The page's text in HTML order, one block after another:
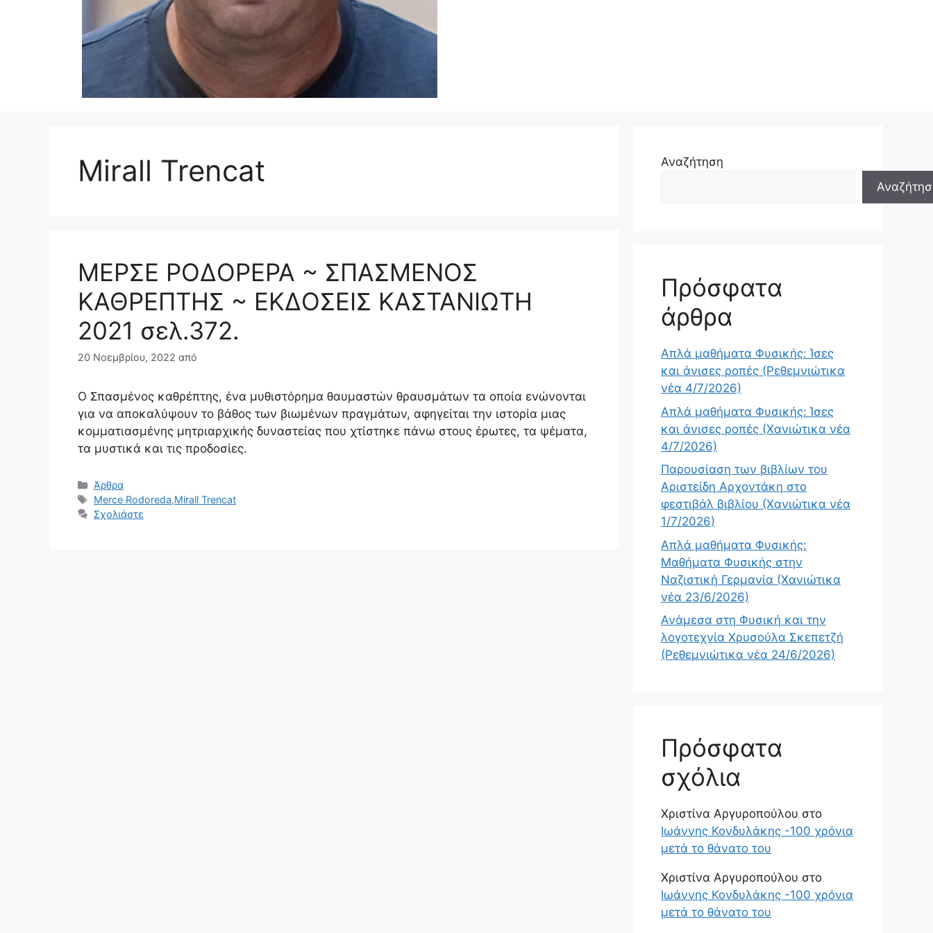
Mirall Trencat
ΜΕΡΣΕ ΡΟΔΟΡΕΡΑ ~ ΣΠΑΣΜΕΝΟΣ
ΚΑΘΡΕΠΤΗΣ ~ ΕΚΔΟΣΕΙΣ ΚΑΣΤΑΝΙΩΤΗ
2021 σελ.372.
20 Νοεμβρίου, 2022 από
Ο Σπασμένος καθρέπτης, ένα μυθιστόρημα θαυμαστών θραυσμάτων τα οποία ενώνονται
για να αποκαλύψουν το βάθος των βιωμένων πραγμάτων, αφηγείται την ιστορία μιας
κομματιασμένης μητριαρχικής δυναστείας που χτίστηκε πάνω στους έρωτες, τα ψέματα,
τα μυστικά και τις προδοσίες.
Κατηγορίες
Άρθρα
Ετικέτες
Merce Rodoreda,Mirall Trencat
Σχολιάστε
Αναζήτηση
Πρόσφατα
άρθρα
Απλά μαθήματα Φυσικής: Ίσες
και άνισες ροπές (Ρεθεμνιώτικα
νέα 4/7/2026)
Απλά μαθήματα Φυσικής: Ίσες
και άνισες ροπές (Χανιώτικα νέα
4/7/2026)
Παρουσίαση των βιβλίων του
Αριστείδη Αρχοντάκη στο
φεστιβάλ βιβλίου (Χανιώτικα νέα
1/7/2026)
Απλά μαθήματα Φυσικής:
Μαθήματα Φυσικής στην
Ναζιστική Γερμανία (Χανιώτικα
νέα 23/6/2026)
Ανάμεσα στη Φυσική και την
λογοτεχνία Χρυσούλα Σκεπετζή
(Ρεθεμνιώτικα νέα 24/6/2026)
Πρόσφατα
σχόλια
Χριστίνα Αργυροπούλου στο
Ιωάννης Κονδυλάκης -100 χρόνια
μετά το θάνατο του
Χριστίνα Αργυροπούλου στο
Ιωάννης Κονδυλάκης -100 χρόνια
μετά το θάνατο του